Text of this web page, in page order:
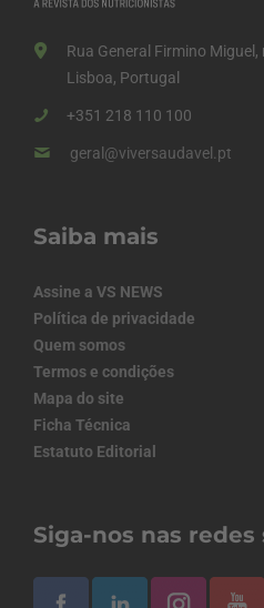
Rua General Firmino Miguel,
Lisboa, Portugal
+351 218 110 100
geral@viversaudavel.pt
Saiba mais
Assine a VS NEWS
Política de privacidade
Quem somos
Termos e condições
Mapa do site
Ficha Técnica
Estatuto Editorial
Siga-nos nas redes